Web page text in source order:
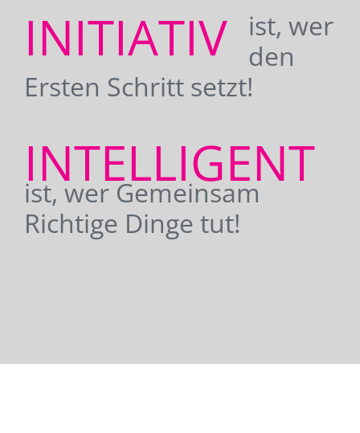
INITIATIV
ist, wer
den
Ersten Schritt setzt!
INTELLIGENT
ist, wer Gemeinsam
Richtige Dinge tut!